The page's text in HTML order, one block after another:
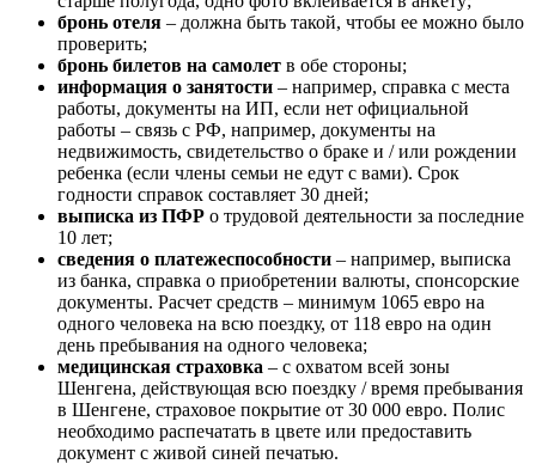
бронь отеля – должна быть такой, чтобы ее можно было
проверить;
бронь билетов на самолет в обе стороны;
информация о занятости – например, справка с места
работы, документы на ИП, если нет официальной
работы – связь с РФ, например, документы на
недвижимость, свидетельство о браке и / или рождении
ребенка (если члены семьи не едут с вами). Срок
годности справок составляет 30 дней;
выписка из ПФР о трудовой деятельности за последние
10 лет;
сведения о платежеспособности – например, выписка
из банка, справка о приобретении валюты, спонсорские
документы. Расчет средств – минимум 1065 евро на
одного человека на всю поездку, от 118 евро на один
день пребывания на одного человека;
медицинская страховка – с охватом всей зоны
Шенгена, действующая всю поездку / время пребывания
в Шенгене, страховое покрытие от 30 000 евро. Полис
необходимо распечатать в цвете или предоставить
документ с живой синей печатью.